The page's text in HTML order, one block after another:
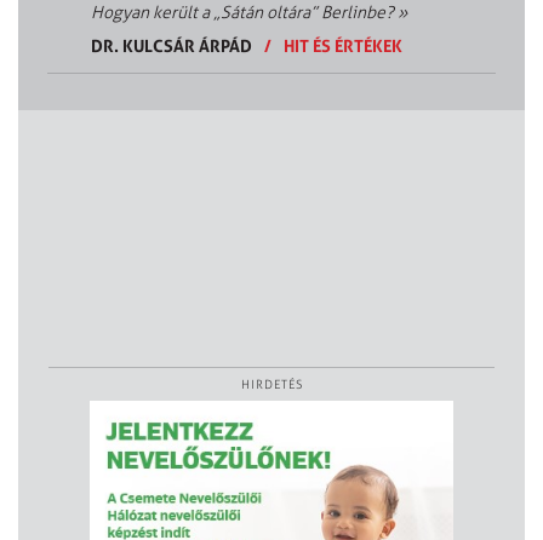
Hogyan került a „Sátán oltára” Berlinbe?»
DR. KULCSÁR ÁRPÁD
/ HIT ÉS ÉRTÉKEK
HIRDETÉS